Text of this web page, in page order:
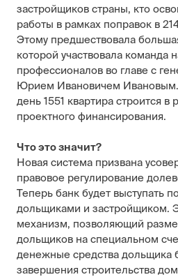
застройщиков страны, кто
работы в рамках поправок в
Этому предшествовала
которой участвовала команда
профессионалов во главе с
Юрием Ивановичем
день 1551 квартира строится в
проектного финансирования.
Что это значит?
Новая система призвана
правовое регулирование
Теперь банк будет выступать
дольщиками и застройщиком.
механизм, позволяющий
дольщиков на специальном
денежные средства дольщика
завершения строительства